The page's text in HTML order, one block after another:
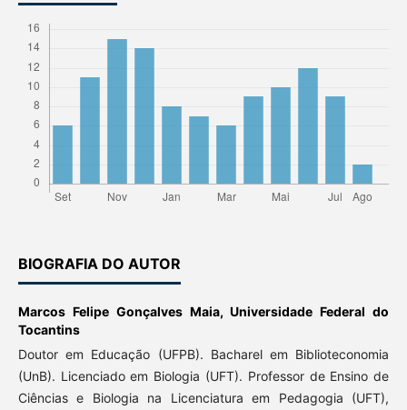
BIOGRAFIA DO AUTOR
Marcos Felipe Gonçalves Maia,Universidade Federal do
Tocantins
Doutor em Educação (UFPB). Bacharel em Biblioteconomia
(UnB). Licenciado em Biologia (UFT). Professor de Ensino de
Ciências e Biologia na Licenciatura em Pedagogia (UFT),